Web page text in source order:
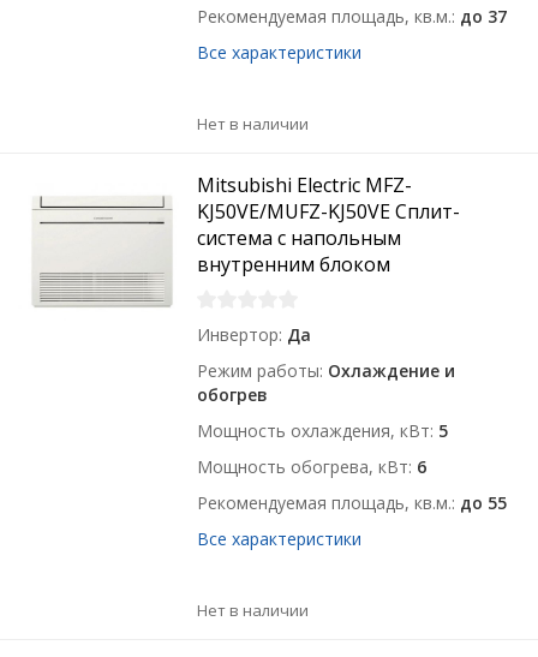
Рекомендуемая площадь, кв.м. до 37
Все характеристики
Нет в наличии
Mitsubishi Electric MFZ-
KJ50VE/MUFZ-KJ50VE Сплит-
система с напольным
внутренним блоком
Инвертор Да
Режим работы Охлаждение и
обогрев
Мощность охлаждения, кВт 5
Мощность обогрева, кВт 6
Рекомендуемая площадь, кв.м. до 55
Все характеристики
Нет в наличии